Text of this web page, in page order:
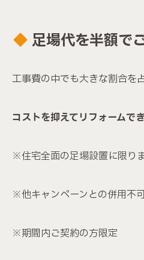
足場代を半額で
工事費の中でも大きな割合を
コストを抑えてリフォームで
※住宅全面の足場設置に限り
※他キャンペーンとの併用不
※期間内ご契約の方限定